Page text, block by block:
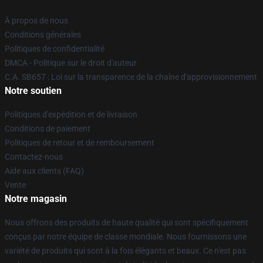
À propos de nous
Conditions générales
Politiques de confidentialité
DMCA - Politique sur le droit d'auteur
C.A. SB657 : Loi sur la transparence de la chaîne d'approvisionnement
Notre soutien
Politiques d'expédition et de livraison
Conditions de paiement
Politiques de retour et de remboursement
Contactez-nous
Aide aux clients (FAQ)
Vente
Notre magasin
Nous offrons des produits de haute qualité qui sont spécifiquement
conçus par notre équipe de classe mondiale. Nous fournissons une
variété de produits qui sont à la fois élégants et beaux. Ce n'est pas